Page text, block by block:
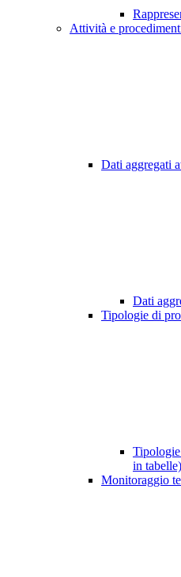
Attività e
Dati aggregati
Dati
Tipologie di
in tabelle)
Monitoraggio